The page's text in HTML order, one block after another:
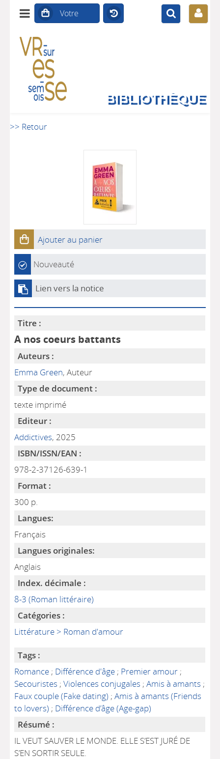
BIBLIOTHÈQUE
>> Retour
Ajouter au panier
Nouveauté
Lien vers la notice
Titre :
A nos coeurs battants
Auteurs :
Emma Green, Auteur
Type de document :
texte imprimé
Editeur :
Addictives, 2025
ISBN/ISSN/EAN :
978-2-37126-639-1
Format :
300 p.
Langues:
Français
Langues originales:
Anglais
Index. décimale :
8-3 (Roman littéraire)
Catégories :
Littérature > Roman d'amour
Tags :
Romance ; Différence d'âge ; Premier amour ;
Secouristes ;Violences conjugales ;Amis à amants ;
Faux couple (Fake dating) ;Amis à amants (Friends
to lovers) ; Différence d’âge (Age-gap)
Résumé :
IL VEUT SAUVER LE MONDE. ELLE S’EST JURÉ DE
S’EN SORTIR SEULE.